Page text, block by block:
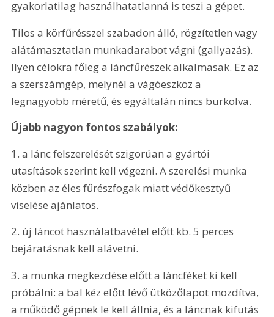
gyakorlatilag használhatatlanná is teszi a gépet.
Tilos a körfűrésszel szabadon álló, rögzítetlen vagy
alátámasztatlan munkadarabot vágni (gallyazás).
Ilyen célokra főleg a láncfűrészek alkalmasak. Ez az
a szerszámgép, melynél a vágóeszköz a
legnagyobb méretű, és egyáltalán nincs burkolva.
Újabb nagyon fontos szabályok:
1. a lánc felszerelését szigorúan a gyártói
utasítások szerint kell végezni. A szerelési munka
közben az éles fűrészfogak miatt védőkesztyű
viselése ajánlatos.
2. új láncot használatbavétel előtt kb. 5 perces
bejáratásnak kell alávetni.
3. a munka megkezdése előtt a láncféket ki kell
próbálni: a bal kéz előtt lévő ütközőlapot mozdítva,
a működő gépnek le kell állnia, és a láncnak kifutás